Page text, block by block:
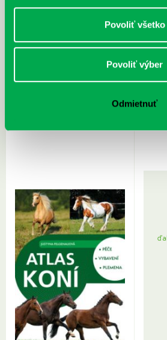
Povoliť všetko
Povoliť výber
Odmietnuť
Rudź, Przemyslaw: Atlas hviezd:
Sprievodca po hviezdnej oblohe
Hardy,